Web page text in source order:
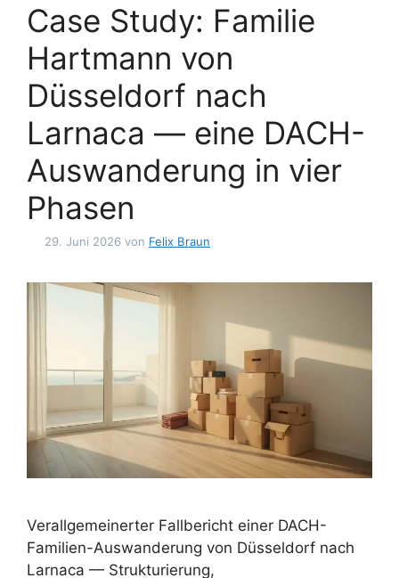
Case Study: Familie
Hartmann von
Düsseldorf nach
Larnaca — eine DACH-
Auswanderung in vier
Phasen
29. Juni 2026 von Felix Braun
Verallgemeinerter Fallbericht einer DACH-
Familien-Auswanderung von Düsseldorf nach
Larnaca — Strukturierung,